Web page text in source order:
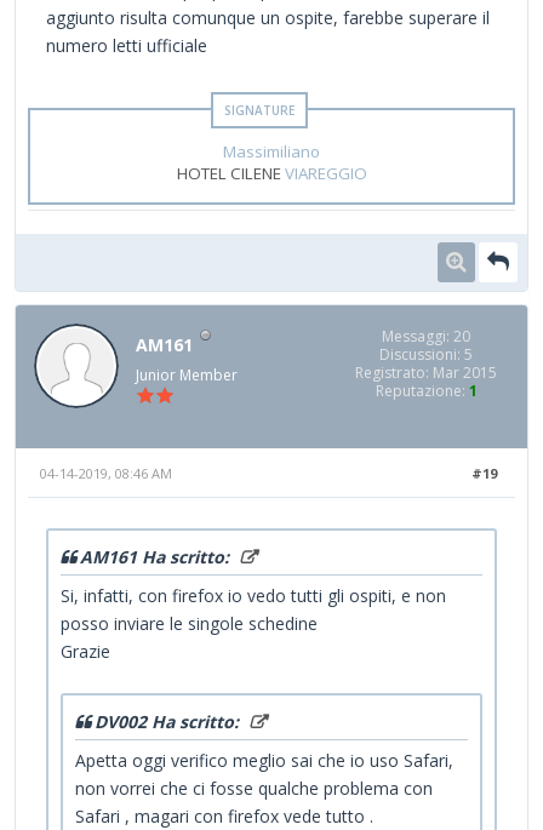
aggiunto risulta comunque un ospite, farebbe superare il
numero letti ufficiale
Massimiliano
HOTEL CILENEVIAREGGIO
AM161
Junior Member
Messaggi: 20
Discussioni: 5
Registrato: Mar 2015
Reputazione: 1
#19
04-14-2019, 08:46 AM
AM161 Ha scritto:
Si, infatti, con firefox io vedo tutti gli ospiti, e non
posso inviare le singole schedine
Grazie
DV002 Ha scritto:
Apetta oggi verifico meglio sai che io uso Safari,
non vorrei che ci fosse qualche problema con
Safari , magari con firefox vede tutto .